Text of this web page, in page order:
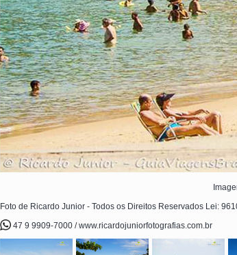
Foto de Ricardo Junior - Todos os Direitos Reservados Lei:
47 9 9909-7000 / www.ricardojuniorfotografias.com.br